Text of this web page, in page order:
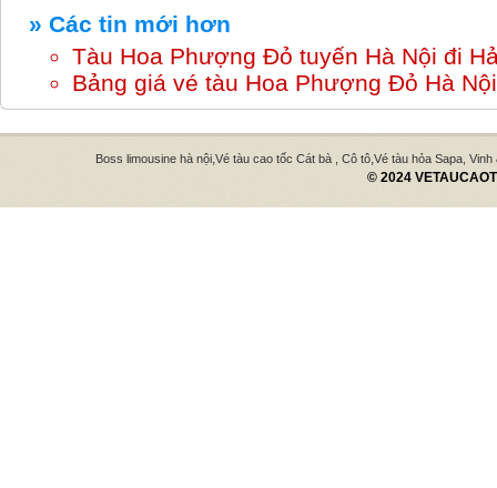
» Các tin mới hơn
Tàu Hoa Phượng Đỏ tuyến Hà Nội đi
Bảng giá vé tàu Hoa Phượng Đỏ Hà
Boss limousine hà nội Vé tàu cao tốc Cát bà , Cô tô Vé tàu hỏa Sapa, Vinh
© 2024